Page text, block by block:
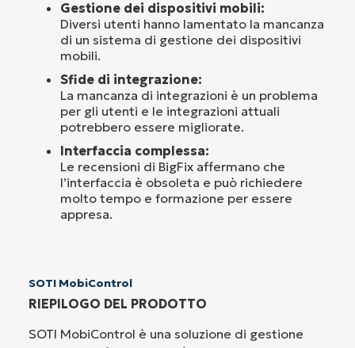
Gestione dei dispositivi mobili:
Diversi utenti hanno lamentato la mancanza
di un sistema di gestione dei dispositivi
mobili.
Sfide di integrazione:
La mancanza di integrazioni è un problema
per gli utenti e le integrazioni attuali
potrebbero essere migliorate.
Interfaccia complessa:
Le recensioni di BigFix affermano che
l’interfaccia è obsoleta e può richiedere
molto tempo e formazione per essere
appresa.
SOTI MobiControl
RIEPILOGO DEL PRODOTTO
SOTI MobiControl è una soluzione di gestione